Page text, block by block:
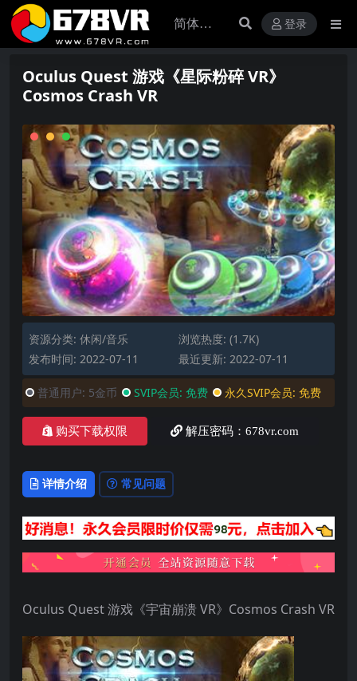
登录
Oculus Quest 游戏《星际粉碎 VR》
Cosmos Crash VR
资源分类: 休闲/音乐
浏览热度: (1.7K)
发布时间: 2022-07-11
最近更新: 2022-07-11
普通用户: 5金币 SVIP会员: 免费 永久SVIP会员: 免费
购买下载权限 解压密码：678vr.com
详情介绍 常见问题
Oculus Quest 游戏《宇宙崩溃 VR》Cosmos Crash VR